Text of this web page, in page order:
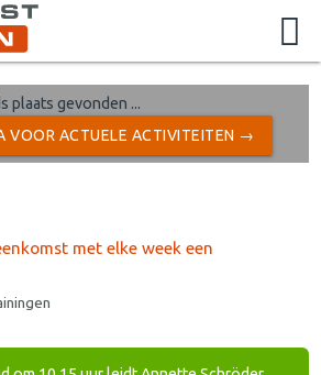
plaats gevonden ...
VOOR ACTUELE ACTIVITEITEN →
met elke week een